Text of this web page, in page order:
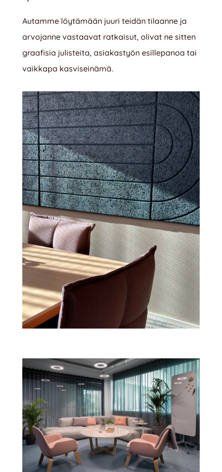
Autamme löytämään juuri teidän tilaanne ja
arvojanne vastaavat ratkaisut, olivat ne sitten
graafisia julisteita, asiakastyön esillepanoa tai
vaikkapa kasviseinämä.